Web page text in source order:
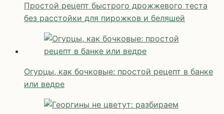
Простой рецепт быстрого дрожжевого теста
без расстойки для пирожков и беляшей
Огурцы, как бочковые: простой рецепт в банке
или ведре